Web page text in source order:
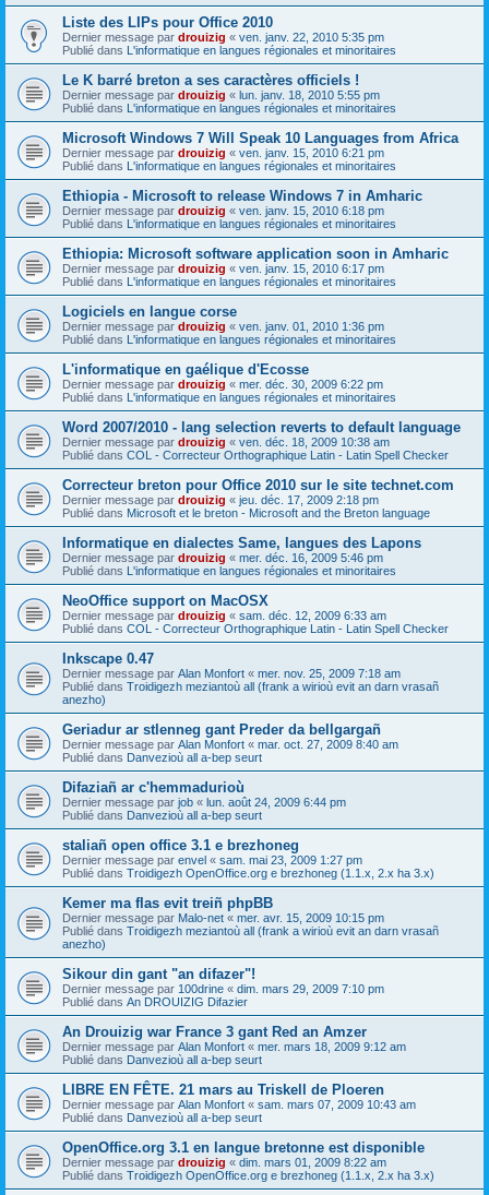
Liste des LIPs pour Office 2010
Dernier message par drouizig « ven. janv. 22, 2010 5:35 pm
Publié dans L'informatique en langues régionales et minoritaires
Le K barré breton a ses caractères officiels !
Dernier message par drouizig « lun. janv. 18, 2010 5:55 pm
Publié dans L'informatique en langues régionales et minoritaires
Microsoft Windows 7 Will Speak 10 Languages from Africa
Dernier message par drouizig « ven. janv. 15, 2010 6:21 pm
Publié dans L'informatique en langues régionales et minoritaires
Ethiopia - Microsoft to release Windows 7 in Amharic
Dernier message par drouizig « ven. janv. 15, 2010 6:18 pm
Publié dans L'informatique en langues régionales et minoritaires
Ethiopia: Microsoft software application soon in Amharic
Dernier message par drouizig « ven. janv. 15, 2010 6:17 pm
Publié dans L'informatique en langues régionales et minoritaires
Logiciels en langue corse
Dernier message par drouizig « ven. janv. 01, 2010 1:36 pm
Publié dans L'informatique en langues régionales et minoritaires
L'informatique en gaélique d'Ecosse
Dernier message par drouizig « mer. déc. 30, 2009 6:22 pm
Publié dans L'informatique en langues régionales et minoritaires
Word 2007/2010 - lang selection reverts to default language
Dernier message par drouizig « ven. déc. 18, 2009 10:38 am
Publié dans COL - Correcteur Orthographique Latin - Latin Spell Checker
Correcteur breton pour Office 2010 sur le site technet.com
Dernier message par drouizig « jeu. déc. 17, 2009 2:18 pm
Publié dans Microsoft et le breton - Microsoft and the Breton language
Informatique en dialectes Same, langues des Lapons
Dernier message par drouizig « mer. déc. 16, 2009 5:46 pm
Publié dans L'informatique en langues régionales et minoritaires
NeoOffice support on MacOSX
Dernier message par drouizig « sam. déc. 12, 2009 6:33 am
Publié dans COL - Correcteur Orthographique Latin - Latin Spell Checker
Inkscape 0.47
Dernier message par Alan Monfort « mer. nov. 25, 2009 7:18 am
Publié dans Troidigezh meziantoù all (frank a wirioù evit an darn vrasañ
anezho)
Geriadur ar stlenneg gant Preder da bellgargañ
Dernier message par Alan Monfort « mar. oct. 27, 2009 8:40 am
Publié dans Danvezioù all a-bep seurt
Difaziañ ar c'hemmadurioù
Dernier message par job « lun. août 24, 2009 6:44 pm
Publié dans Danvezioù all a-bep seurt
staliañ open office 3.1 e brezhoneg
Dernier message par envel « sam. mai 23, 2009 1:27 pm
Publié dans Troidigezh OpenOffice.org e brezhoneg (1.1.x, 2.x ha 3.x)
Kemer ma flas evit treiñ phpBB
Dernier message par Malo-net « mer. avr. 15, 2009 10:15 pm
Publié dans Troidigezh meziantoù all (frank a wirioù evit an darn vrasañ
anezho)
Sikour din gant "an difazer"!
Dernier message par 100drine « dim. mars 29, 2009 7:10 pm
Publié dans An DROUIZIG Difazier
An Drouizig war France 3 gant Red an Amzer
Dernier message par Alan Monfort « mer. mars 18, 2009 9:12 am
Publié dans Danvezioù all a-bep seurt
LIBRE EN FÊTE. 21 mars au Triskell de Ploeren
Dernier message par Alan Monfort « sam. mars 07, 2009 10:43 am
Publié dans Danvezioù all a-bep seurt
OpenOffice.org 3.1 en langue bretonne est disponible
Dernier message par drouizig « dim. mars 01, 2009 8:22 am
Publié dans Troidigezh OpenOffice.org e brezhoneg (1.1.x, 2.x ha 3.x)